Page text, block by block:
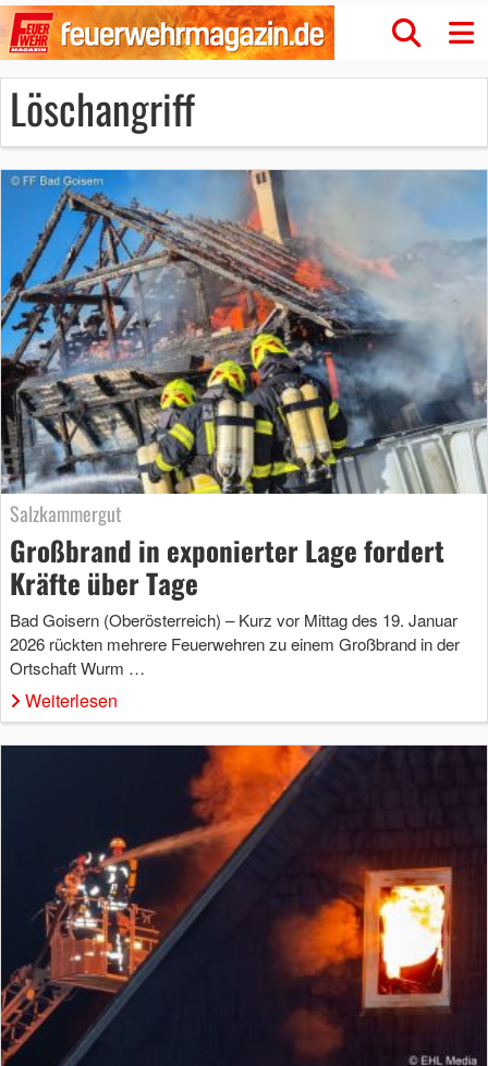
Löschangriff
Salzkammergut
Großbrand in exponierter Lage fordert
Kräfte über Tage
Bad Goisern (Oberösterreich) – Kurz vor Mittag des 19. Januar
2026 rückten mehrere Feuerwehren zu einem Großbrand in der
Ortschaft Wurm …
Weiterlesen